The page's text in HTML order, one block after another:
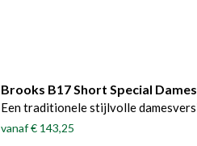
Brooks B17 Short Special
Een traditionele stijlvolle
vanaf€ 143,25